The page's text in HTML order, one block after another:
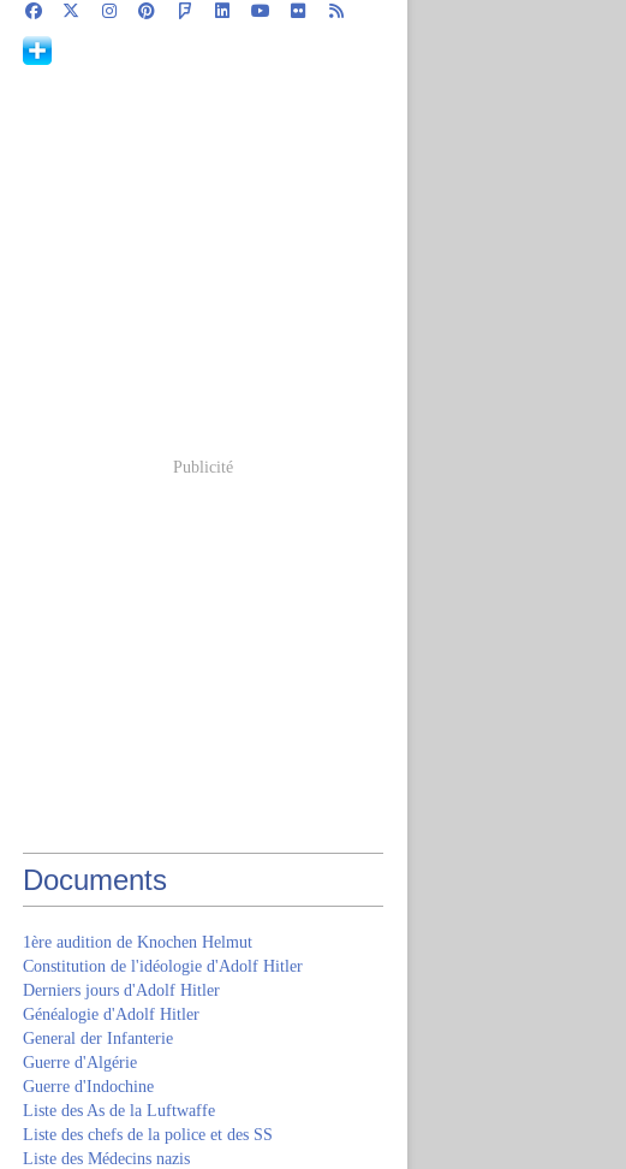
Publicité
Documents
1ère audition de Knochen Helmut
Constitution de l'idéologie d'Adolf Hitler
Derniers jours d'Adolf Hitler
Généalogie d'Adolf Hitler
General der Infanterie
Guerre d'Algérie
Guerre d'Indochine
Liste des As de la Luftwaffe
Liste des chefs de la police et des SS
Liste des Médecins nazis